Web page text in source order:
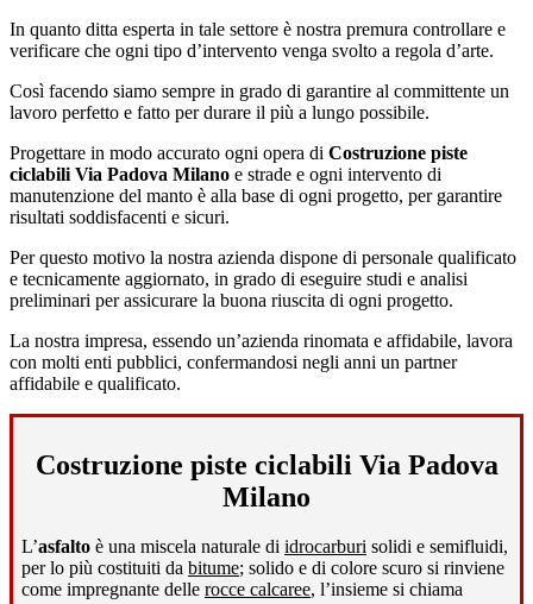
In quanto ditta esperta in tale settore è nostra premura controllare e
verificare che ogni tipo d’intervento venga svolto a regola d’arte.
Così facendo siamo sempre in grado di garantire al committente un
lavoro perfetto e fatto per durare il più a lungo possibile.
Progettare in modo accurato ogni opera di Costruzione piste
ciclabili Via Padova Milano e strade e ogni intervento di
manutenzione del manto è alla base di ogni progetto, per garantire
risultati soddisfacenti e sicuri.
Per questo motivo la nostra azienda dispone di personale qualificato
e tecnicamente aggiornato, in grado di eseguire studi e analisi
preliminari per assicurare la buona riuscita di ogni progetto.
La nostra impresa, essendo un’azienda rinomata e affidabile, lavora
con molti enti pubblici, confermandosi negli anni un partner
affidabile e qualificato.
Costruzione piste ciclabili Via Padova
Milano
L’asfalto è una miscela naturale di idrocarburi solidi e semifluidi,
per lo più costituiti da bitume; solido e di colore scuro si rinviene
come impregnante delle rocce calcaree, l’insieme si chiama